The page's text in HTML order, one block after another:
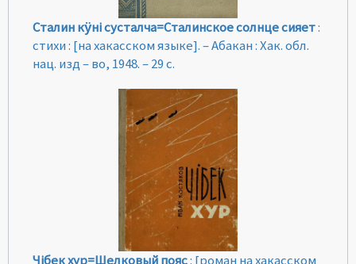
Сталин кӱні сусталча=Сталинское солнце сияет:
стихи : [на хакасском языке]. – Абакан : Хак. обл.
нац. изд – во, 1948. – 29 с.
Чiбек хур=Шелковый пояс: [роман на хакасском